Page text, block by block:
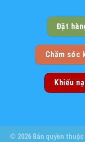
Đặt
Chăm sóc
Khiếu
© 2026 Bản quyền thuộc